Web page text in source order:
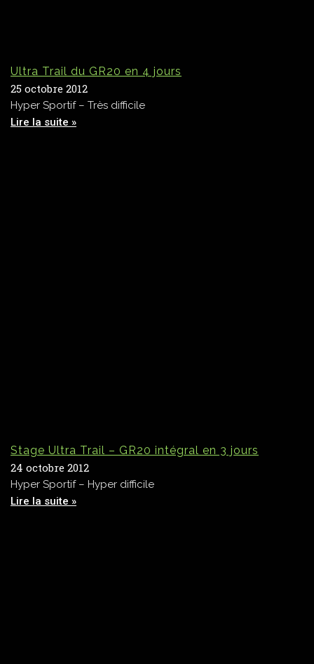
Ultra Trail du GR20 en 4 jours
25 octobre 2012
Hyper Sportif – Très difficile
Lire la suite »
Stage Ultra Trail – GR20 intégral en 3 jours
24 octobre 2012
Hyper Sportif – Hyper difficile
Lire la suite »